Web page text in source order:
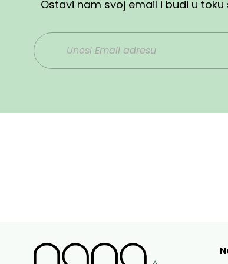
Ostavi nam svoj email i budi u